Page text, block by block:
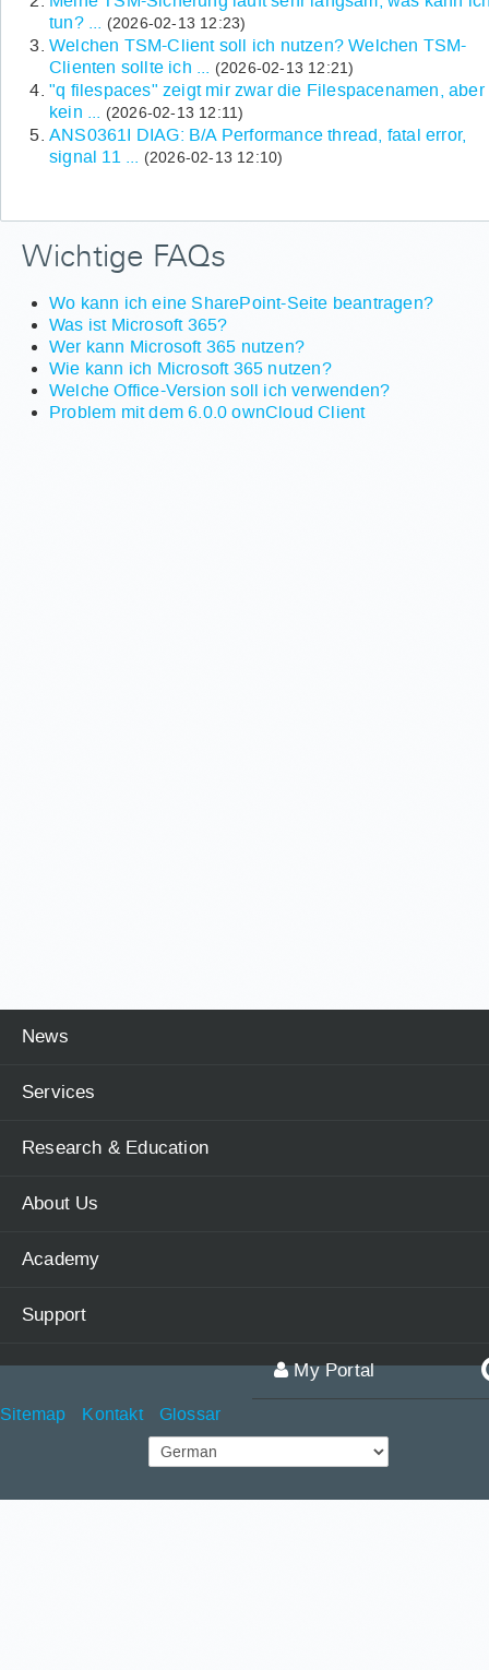
tun? ...
(2026-02-13 12:23)
Welchen TSM-Client soll ich nutzen? Welchen TSM-
Clienten sollte ich ...
(2026-02-13 12:21)
"q filespaces" zeigt mir zwar die Filespacenamen, aber
kein ...
(2026-02-13 12:11)
ANS0361I DIAG: B/A Performance thread, fatal error,
signal 11 ...
(2026-02-13 12:10)
Wichtige FAQs
Wo kann ich eine SharePoint-Seite beantragen?
Was ist Microsoft 365?
Wer kann Microsoft 365 nutzen?
Wie kann ich Microsoft 365 nutzen?
Welche Office-Version soll ich verwenden?
Problem mit dem 6.0.0 ownCloud Client
News
Services
Research & Education
About Us
Academy
Support
My Portal
Sitemap Kontakt Glossar